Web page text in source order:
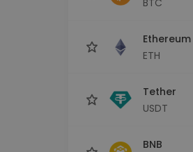
Ethereum
ETH
Tether
USDT
BNB